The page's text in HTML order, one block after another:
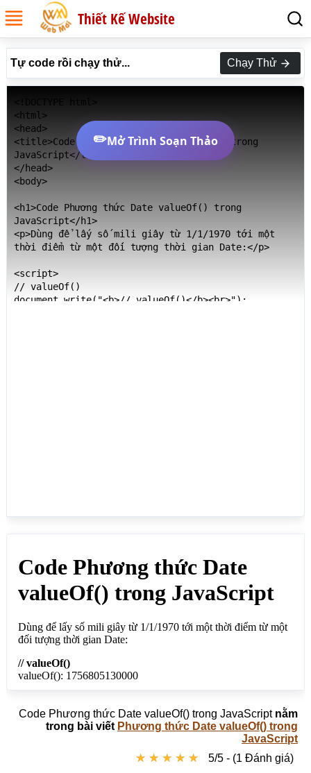
Thiết Kế Website
Tự code rồi chạy thử... Chạy Thử
<html>
<head>
<title>Code Phương thức Date valueOf() trong
JavaScript</title>
</head>
<body>
<h1>Code Phương thức Date valueOf() trong
JavaScript</h1>
<p>Dùng để lấy số mili giây từ 1/1/1970 tới một
thời điểm từ một đối tượng thời gian Date:</p>
<script>
// valueOf()
document.write("<b>// valueOf()</b><br>");
✏️Mở Trình Soạn Thảo
Code Phương thức Date valueOf() trong JavaScript nằm
trong bài viết Phương thức Date valueOf() trong
JavaScript
★ ★ ★ ★ ★
★ ★ ★ ★ ★ 5/5 - (1 Đánh giá)